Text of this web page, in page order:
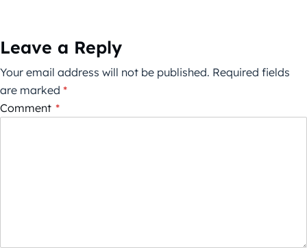
Leave a Reply
Your email address will not be published. Required fields
are marked *
Comment *